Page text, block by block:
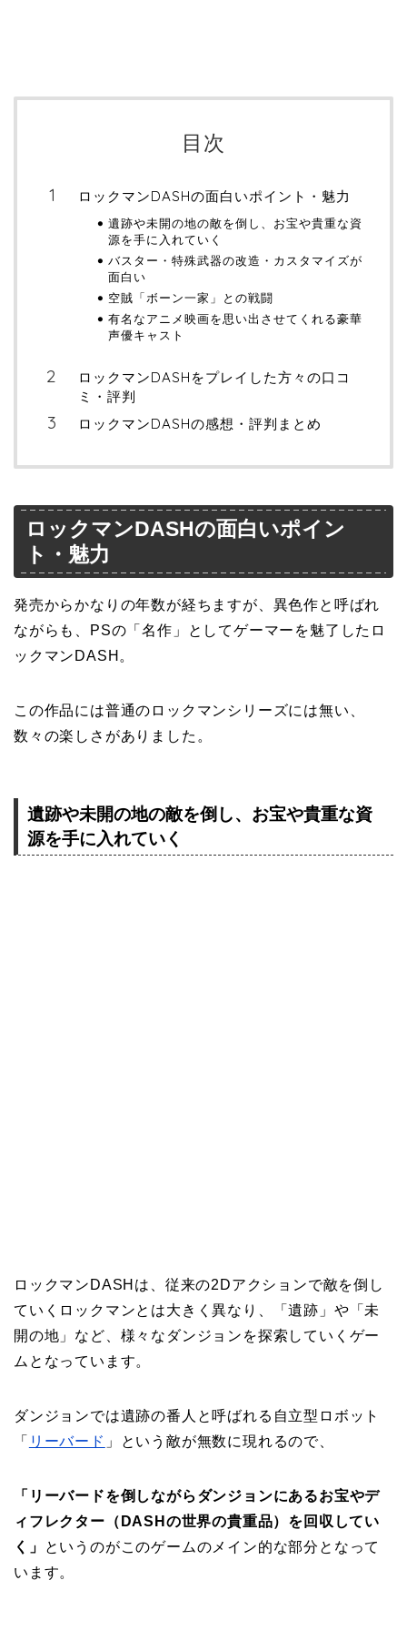
目次
ロックマンDASHの面白いポイント・魅力
遺跡や未開の地の敵を倒し、お宝や貴重な資
源を手に入れていく
バスター・特殊武器の改造・カスタマイズが
面白い
空賊「ボーン一家」との戦闘
有名なアニメ映画を思い出させてくれる豪華
声優キャスト
ロックマンDASHをプレイした方々の口コ
ミ・評判
ロックマンDASHの感想・評判まとめ
ロックマンDASHの面白いポイン
ト・魅力
発売からかなりの年数が経ちますが、異色作と呼ばれ
ながらも、PSの「名作」としてゲーマーを魅了したロ
ックマンDASH。
この作品には普通のロックマンシリーズには無い、
数々の楽しさがありました。
遺跡や未開の地の敵を倒し、お宝や貴重な資
源を手に入れていく
ロックマンDASHは、従来の2Dアクションで敵を倒し
ていくロックマンとは大きく異なり、「遺跡」や「未
開の地」など、様々なダンジョンを探索していくゲー
ムとなっています。
ダンジョンでは遺跡の番人と呼ばれる自立型ロボット
「 リーバード 」という敵が無数に現れるので、
「リーバードを倒しながらダンジョンにあるお宝やデ
ィフレクター（DASHの世界の貴重品）を回収してい
く」
というのがこのゲームのメイン的な部分となって
います。